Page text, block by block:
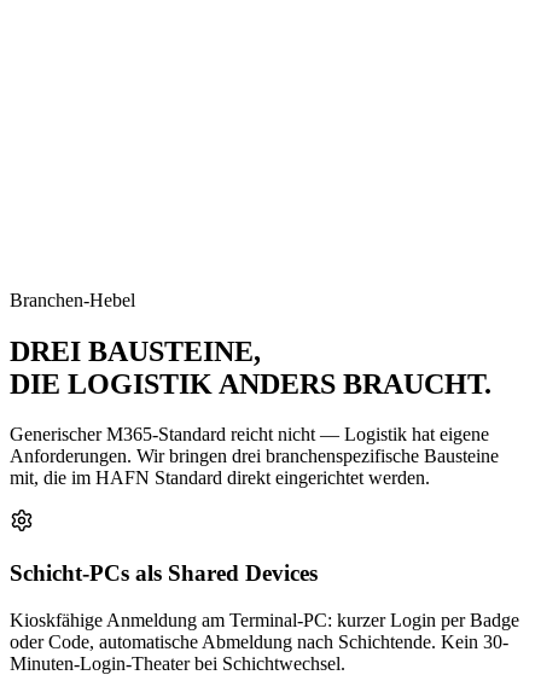
Branchen-Hebel
DREI BAUSTEINE,
DIE LOGISTIK ANDERS BRAUCHT.
Generischer M365-Standard reicht nicht — Logistik hat eigene
Anforderungen. Wir bringen drei branchenspezifische Bausteine
mit, die im HAFN Standard direkt eingerichtet werden.
Schicht-PCs als Shared Devices
Kioskfähige Anmeldung am Terminal-PC: kurzer Login per Badge
oder Code, automatische Abmeldung nach Schichtende. Kein 30-
Minuten-Login-Theater bei Schichtwechsel.